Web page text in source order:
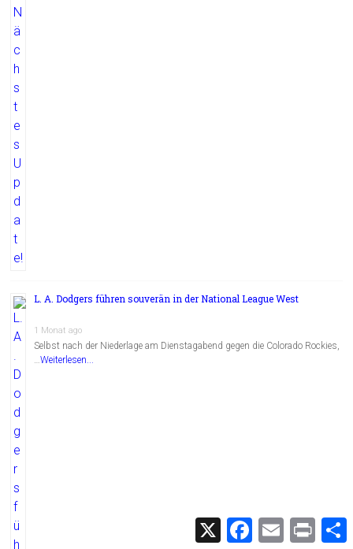
L. A. Dodgers führen souverän in der National League West
1 Monat ago
Selbst nach der Niederlage am Dienstagabend gegen die Colorado Rockies,
…Weiterlesen...
X
F
E
m
P